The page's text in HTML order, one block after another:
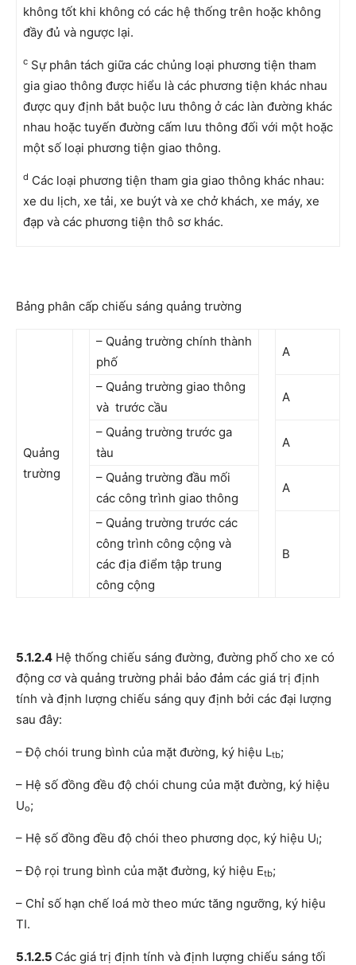
không tốt khi không có các hệ thống trên hoặc không
đầy đủ và ngược lại.
c Sự phân tách giữa các chủng loại phương tiện tham
gia giao thông được hiểu là các phương tiện khác nhau
được quy định bắt buộc lưu thông ở các làn đường khác
nhau hoặc tuyến đường cấm lưu thông đối với một hoặc
một số loại phương tiện giao thông.
d Các loại phương tiện tham gia giao thông khác nhau:
xe du lịch, xe tải, xe buýt và xe chở khách, xe máy, xe
đạp và các phương tiện thô sơ khác.
Bảng phân cấp chiếu sáng quảng trường
Quảng
trường
– Quảng trường chính thành
phố
A
– Quảng trường giao thông
và trước cầu
A
– Quảng trường trước ga
tàu
A
– Quảng trường đầu mối
các công trình giao thông
A
– Quảng trường trước các
công trình công cộng và
các địa điểm tập trung
công cộng
B
5.1.2.4 Hệ thống chiếu sáng đường, đường phố cho xe có
động cơ và quảng trường phải bảo đảm các giá trị định
tính và định lượng chiếu sáng quy định bởi các đại lượng
sau đây:
– Độ chói trung bình của mặt đường, ký hiệu Ltb;
– Hệ số đồng đều độ chói chung của mặt đường, ký hiệu
Uo;
– Hệ số đồng đều độ chói theo phương dọc, ký hiệu Ul;
– Độ rọi trung bình của mặt đường, ký hiệu Etb;
– Chỉ số hạn chế loá mờ theo mức tăng ngưỡng, ký hiệu
TI.
5.1.2.5 Các giá trị định tính và định lượng chiếu sáng tối